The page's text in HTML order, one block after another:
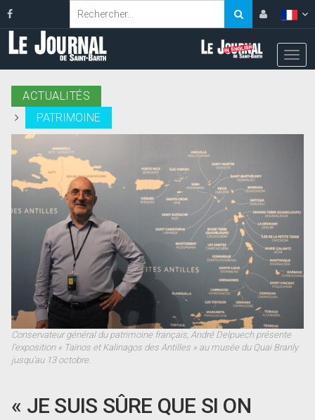
ACTUALITÉS
PATRIMOINE
Conservateur général du patrimoine français, André Delpuech présente
l’exposition « Taïnos et Kalinagos des Antilles » au musée du Quai Branly
jusqu’au 13 octobre.
« JE SUIS SÛRE QUE SI ON